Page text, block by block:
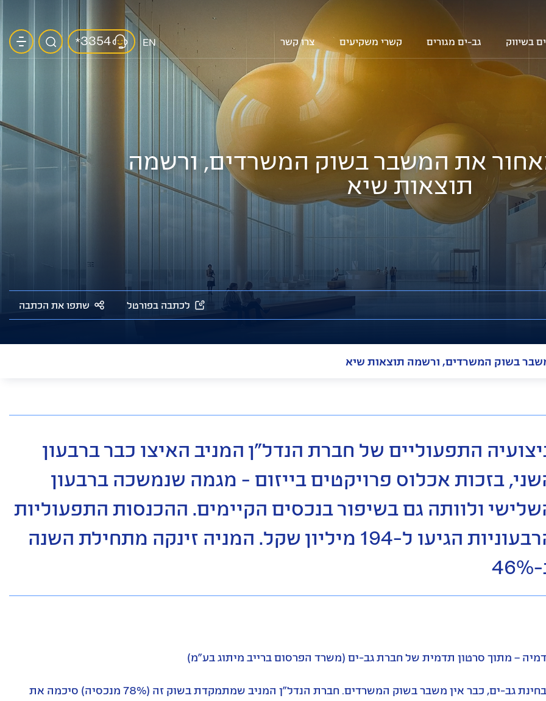
בשיווק גב-ים מגורים קשרי משקיעים צרו קשר EN
3354
*
את המשבר בשוק המשרדים, ורשמה
תוצאות שיא
לכתבה בפורטל שתפו את הכתבה
בשוק המשרדים, ורשמה תוצאות שיא
התפעוליים של חברת הנדל"ן המניב האיצו כבר ברבעון
בזכות אכלוס פרויקטים בייזום - מגמה שנמשכה ברבעון
ולוותה גם בשיפור בנכסים הקיימים. ההכנסות התפעוליות
הרבעוניות הגיעו ל-194 מיליון שקל. המניה זינקה מתחילת השנה
– מתוך סרטון תדמית של חברת גב-ים (משרד הפרסום ברייב מיתוג בע"מ)
מבחינת גב-ים, כבר אין משבר בשוק המשרדים. חברת הנדל"ן המניב שמתמקדת בשוק זה (78% מנכסיה) סיכמה את